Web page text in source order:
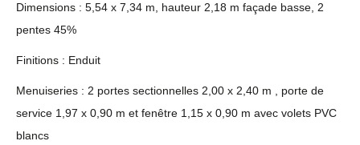
Dimensions : 5,54 x 7,34 m, hauteur 2,18 m façade basse, 2
pentes 45%
Finitions : Enduit
Menuiseries : 2 portes sectionnelles 2,00 x 2,40 m , porte de
service 1,97 x 0,90 m et fenêtre 1,15 x 0,90 m avec volets PVC
blancs